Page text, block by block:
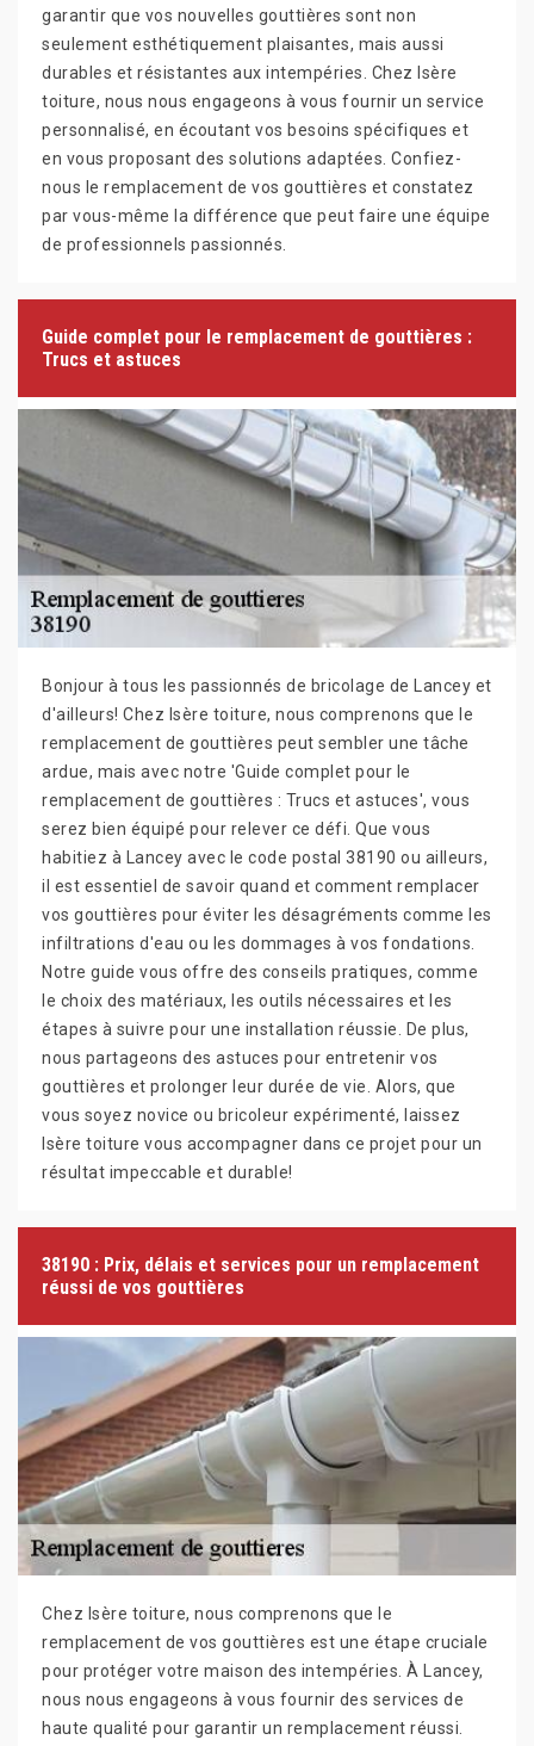
garantir que vos nouvelles gouttières sont non
seulement esthétiquement plaisantes, mais aussi
durables et résistantes aux intempéries. Chez Isère
toiture, nous nous engageons à vous fournir un service
personnalisé, en écoutant vos besoins spécifiques et
en vous proposant des solutions adaptées. Confiez-
nous le remplacement de vos gouttières et constatez
par vous-même la différence que peut faire une équipe
de professionnels passionnés.
Guide complet pour le remplacement de gouttières :
Trucs et astuces
Bonjour à tous les passionnés de bricolage de Lancey et
d'ailleurs! Chez Isère toiture, nous comprenons que le
remplacement de gouttières peut sembler une tâche
ardue, mais avec notre 'Guide complet pour le
remplacement de gouttières : Trucs et astuces', vous
serez bien équipé pour relever ce défi. Que vous
habitiez à Lancey avec le code postal 38190 ou ailleurs,
il est essentiel de savoir quand et comment remplacer
vos gouttières pour éviter les désagréments comme les
infiltrations d'eau ou les dommages à vos fondations.
Notre guide vous offre des conseils pratiques, comme
le choix des matériaux, les outils nécessaires et les
étapes à suivre pour une installation réussie. De plus,
nous partageons des astuces pour entretenir vos
gouttières et prolonger leur durée de vie. Alors, que
vous soyez novice ou bricoleur expérimenté, laissez
Isère toiture vous accompagner dans ce projet pour un
résultat impeccable et durable!
38190 : Prix, délais et services pour un remplacement
réussi de vos gouttières
Chez Isère toiture, nous comprenons que le
remplacement de vos gouttières est une étape cruciale
pour protéger votre maison des intempéries. À Lancey,
nous nous engageons à vous fournir des services de
haute qualité pour garantir un remplacement réussi.